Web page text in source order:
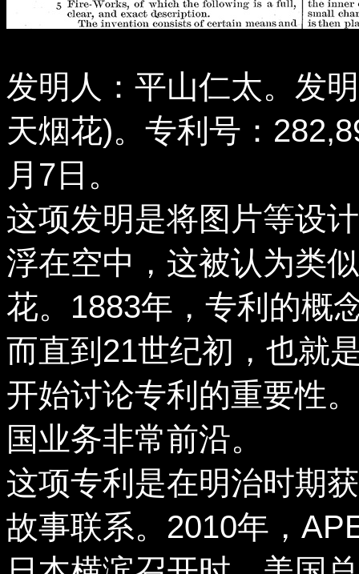
发明人：平山仁太。发
天烟花)。专利号：
月7日。
这项发明是将图片等设
浮在空中，这被认为类
花。1883年，专利的概
而直到21世纪初，也就
开始讨论专利的重要性
国业务非常前沿。
这项专利是在明治时期
故事联系。2010年，